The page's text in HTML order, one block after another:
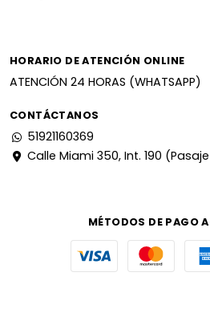
HORARIO DE ATENCIÓN ONLINE
ATENCIÓN 24 HORAS (WHATSAPP)
CONTÁCTANOS
51921160369
Calle Miami 350, Int. 190
MÉTODOS DE PAGO